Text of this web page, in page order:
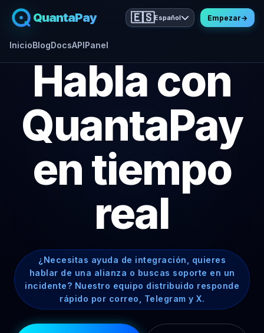
QuantaPay
InicioBlogDocsAPIPanel
🇪🇸Español Empezar→
Habla con
QuantaPay
en tiempo
real
¿Necesitas ayuda de integración, quieres
hablar de una alianza o buscas soporte en un
incidente? Nuestro equipo distribuido responde
rápido por correo, Telegram y X.